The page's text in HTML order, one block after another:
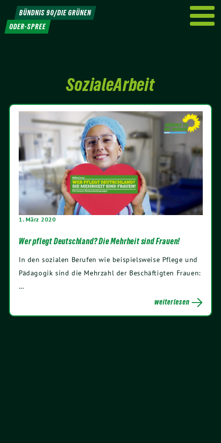
Weiter
zum
Inhalt
BÜNDNIS 90/DIE GRÜNEN
ODER-SPREE
SozialeArbeit
1. März 2020
Wer pflegt Deutschland? Die Mehrheit sind Frauen!
In den sozialen Berufen wie beispielsweise Pflege und
Pädagogik sind die Mehrzahl der Beschäftigten Frauen:
…
weiterlesen